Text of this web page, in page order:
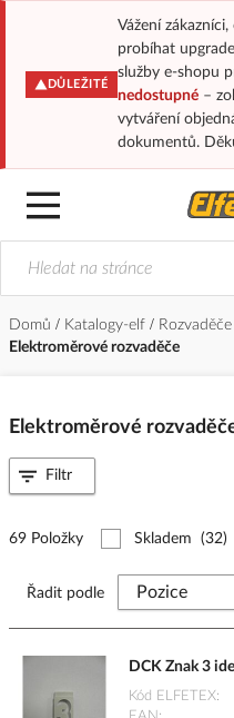
DŮLEŽITÉ
Vážení
probíhat
služby e-shopu
nedostupné–
vytváření
dokumentů.
Domů Katalogy-elf Rozvaděče
Elektroměrové rozvaděče
Elektroměrové
69 Položky Skladem (32)
Řadit podle
DCK Znak 3
Kód ELFETEX
Filtr